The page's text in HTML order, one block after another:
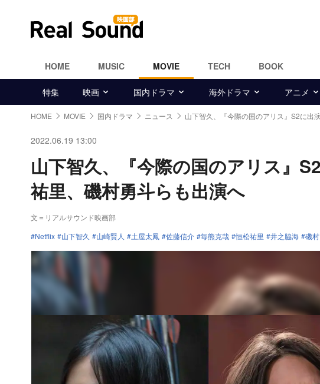
HOME MUSIC MOVIE TECH BOOK
特集 映画 国内ドラマ 海外ドラマ アニメ
HOME MOVIE 国内ドラマ ニュース 山下智久、『今際の国のアリス』S2に出
2022.06.19 13:00
山下智久、『今際の国のアリス』
祐里、磯村勇斗らも出演へ
文＝リアルサウンド映画部
Netflix
山下智久 山崎賢人 土屋太鳳 佐藤信介 毎熊克哉 恒松祐里 井之脇海 磯